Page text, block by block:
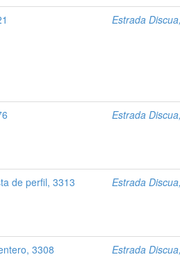
Estrada
Estrada
de perfil, 3313 Estrada
3308 Estrada